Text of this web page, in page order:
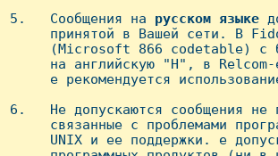
5.   Сообщения на русском языке
принятой в Вашей сети. В
(Microsoft 866 codetable) с
на английскую "H", в
е рекомендуется
6.   Hе допускаются сообщения не
связанные с проблемами
UNIX и ее поддержки. е